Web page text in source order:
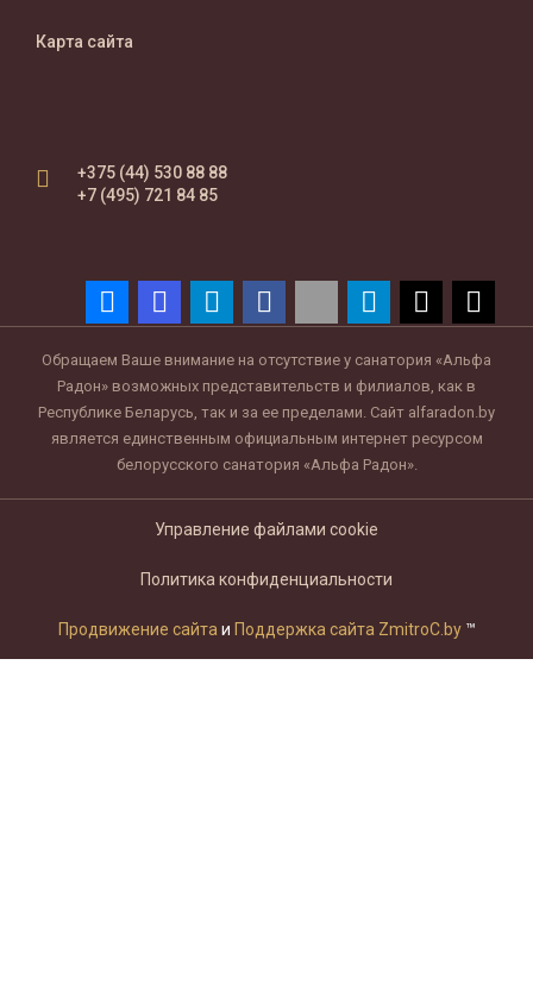
Карта сайта
+375 (44) 530 88 88
+7 (495) 721 84 85
Обращаем Ваше внимание на отсутствие у санатория «Альфа
Радон» возможных представительств и филиалов, как в
Республике Беларусь, так и за ее пределами. Сайт alfaradon.by
является единственным официальным интернет ресурсом
белорусского санатория «Альфа Радон».
Управление файлами cookie
Политика конфиденциальности
Продвижение сайта и Поддержка сайта ZmitroC.by ™